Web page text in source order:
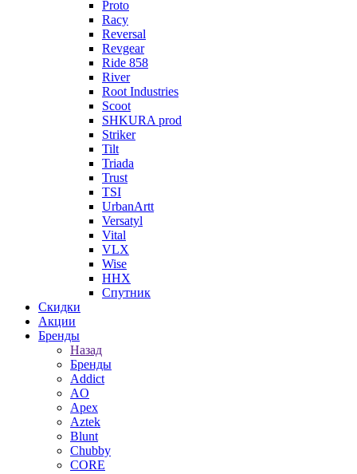
Proto
Racy
Reversal
Revgear
Ride 858
River
Root Industries
Scoot
SHKURA рrоd
Striker
Tilt
Triada
Trust
TSI
UrbanArtt
Versatyl
Vital
VLX
Wise
ННХ
Спутник
Скидки
Акции
Бренды
Назад
Бренды
Addict
AO
Apex
Aztek
Blunt
Chubby
CORE